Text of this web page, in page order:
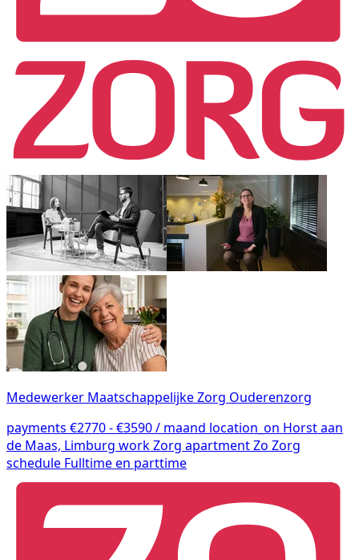
Medewerker Maatschappelijke Zorg Ouderenzorg
payments €2770 - €3590 / maand location_on Horst aan
de Maas, Limburg workZorg apartmentZo Zorg
schedule Fulltime en parttime